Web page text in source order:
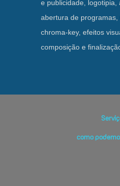
e publicidade, logotipia,
abertura de programas,
chroma-key, efeitos
composição e
como